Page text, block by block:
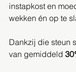
instapkost en
wekken én op te
Dankzij die steun
van gemiddeld